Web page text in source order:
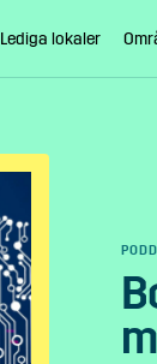
Lediga lokaler